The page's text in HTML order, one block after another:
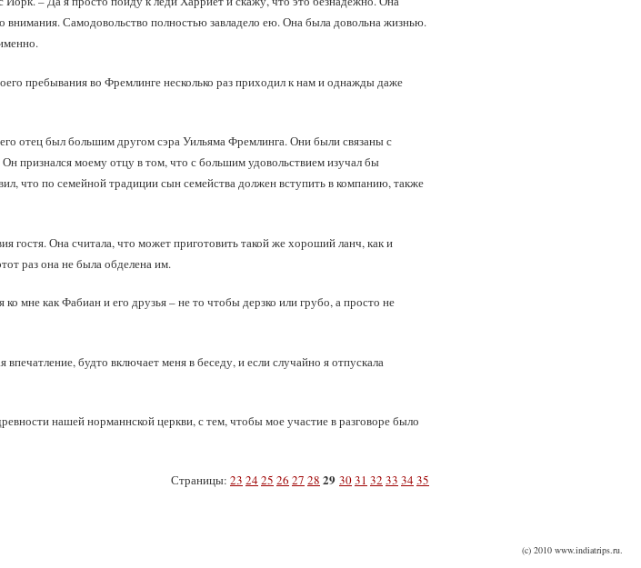
внимания. Самодовольство полностью завладело ею. Она была довольна жизнью.
пребывания во Фремлинге несколько раз приходил к нам и однажды даже
отец был большим другом сэра Уильяма Фремлинга. Они были связаны с
признался моему отцу в том, что с большим удовольствием изучал бы
что по семейной традиции сын семейства должен вступить в компанию, также
гостя. Она считала, что может приготовить такой же хороший ланч, как и
раз она не была обделена им.
мне как Фабиан и его друзья – не то чтобы дерзко или грубо, а просто не
будто включает меня в беседу, и если случайно я отпускала
нашей норманнской церкви, с тем, чтобы мое участие в разговоре было
Страницы: 23 2425 26 27 28 29 3031 32 33 3435
(c) 2010 www.indiatrips.ru.